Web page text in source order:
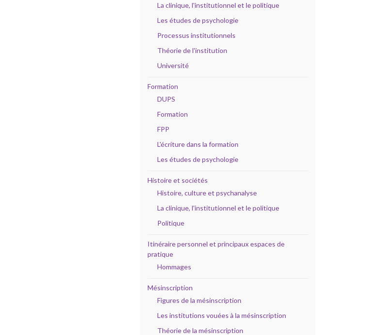
La clinique, l'institutionnel et le politique
Les études de psychologie
Processus institutionnels
Théorie de l'institution
Université
Formation
DUPS
Formation
FPP
L'écriture dans la formation
Les études de psychologie
Histoire et sociétés
Histoire, culture et psychanalyse
La clinique, l'institutionnel et le politique
Politique
Itinéraire personnel et principaux espaces de
pratique
Hommages
Mésinscription
Figures de la mésinscription
Les institutions vouées à la mésinscription
Théorie de la mésinscription